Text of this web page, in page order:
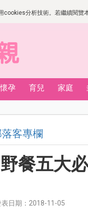
cookies分析技術。若繼續閱
懷孕 育兒 家庭
客專欄
野餐五大
日期：2018-11-05